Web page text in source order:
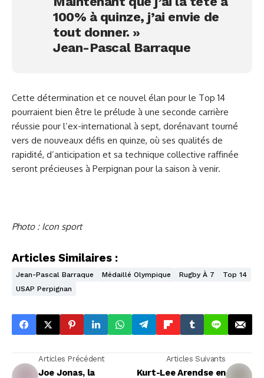
100% à quinze, j’ai envie de
tout donner. »
Jean-Pascal Barraque
Cette détermination et ce nouvel élan pour le Top 14
pourraient bien être le prélude à une seconde carrière
réussie pour l’ex-international à sept, dorénavant tourné
vers de nouveaux défis en quinze, où ses qualités de
rapidité, d’anticipation et sa technique collective raffinée
seront précieuses à Perpignan pour la saison à venir.
Photo : Icon sport
Articles Similaires :
Jean-Pascal Barraque Médaillé Olympique Rugby À 7
Top 14
USAP Perpignan
Articles Précédent
Joe Jonas, la
Articles Suivants
Kurt-Lee Arendse en